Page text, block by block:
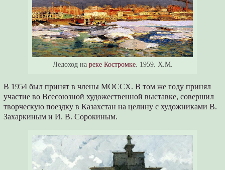
Ледоход на реке Костромке. 1959. Х.М.
В 1954 был принят в члены МОССХ. В том же году принял
участие во Всесоюзной художественной выставке, совершил
творческую поездку в Казахстан на целину с художниками В.
Захаркиным и И. В. Сорокиным.